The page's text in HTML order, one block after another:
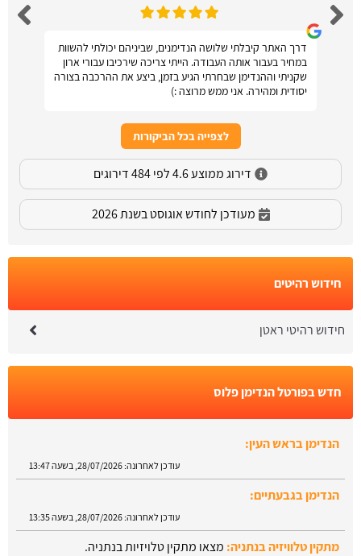
דרך האתר קיבלתי שלושה הנדימנים, שביניהם יכולתי להשוות
במחיר בעבור אותה העבודה. הייתי צריכה שירכיבו עבורי ארון
שקניתי וההנדימן שבחרתי הגיע בזמן, ביצע את ההרכבה בצורה
יסודית ומהירה. אני ממש מרוצה :)
לצפייה בכל הביקורות
דירוג ממוצע 4.6 לפי 484 דירוגים
מעודכן לחודש אוגוסט בשנת 2026
חידוש רהיטים
חידוש רהיטי ראטן
חדש בפורטל הנדימן פלוס
הנדימן בראש העין:
עודכן לאחרונה: 28/07/2026, בשעה 13:47
הנדימן בגבעתיים:
עודכן לאחרונה: 28/07/2026, בשעה 13:35
מתקין טלוויזיה בנתניה: מצאו מתקין טלויזיות בנתניה.